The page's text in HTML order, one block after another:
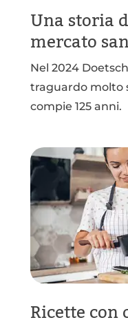
Una storia
mercato
Nel 2024
traguardo molto
compie 125 anni.
Ricette con